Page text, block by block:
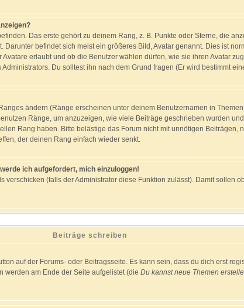
Das erste gehört zu deinem Rang, z. B. Punkte oder Sterne, die
befindet sich meist ein größeres Bild, Avatar genannt. Dies ist
erlaubt und ob die Benutzer wählen dürfen, wie sie ihren Avatar
Du solltest ihn nach dem Grund fragen (Er wird bestimmt
ändern (Ränge erscheinen unter deinem Benutzernamen in
Ränge, um anzuzeigen, wie viele Beiträge geschrieben wurden
Rang haben. Bitte belästige das Forum nicht mit unnötigen Beiträgen,
der deinen Rang einfach wieder senkt.
ich aufgefordert, mich einzuloggen!
verschicken (falls der Administrator diese Funktion zulässt). Damit sollen
Beiträge schreiben
auf der Forums- oder Beitragsseite. Es kann sein, dass du dich erst
werden am Ende der Seite aufgelistet (die Du kannst neue Themen